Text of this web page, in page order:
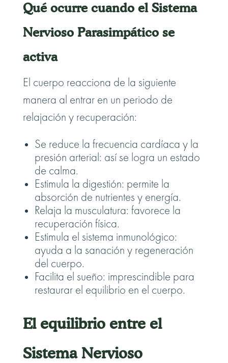
Qué ocurre cuando el Sistema
Nervioso Parasimpático se
activa
El cuerpo reacciona de la siguiente
manera al entrar en un periodo de
relajación y recuperación:
Se reduce la frecuencia cardíaca y la
presión arterial: así se logra un estado
de calma.
Estimula la digestión: permite la
absorción de nutrientes y energía.
Relaja la musculatura: favorece la
recuperación física.
Estimula el sistema inmunológico:
ayuda a la sanación y regeneración
del cuerpo.
Facilita el sueño: imprescindible para
restaurar el equilibrio en el cuerpo.
El equilibrio entre el
Sistema Nervioso